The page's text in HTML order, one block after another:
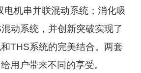
电机串并联混动系统；消化吸
动系统，并创新突破实现了
THS系统的完美结合。两套
用户带来不同的享受。